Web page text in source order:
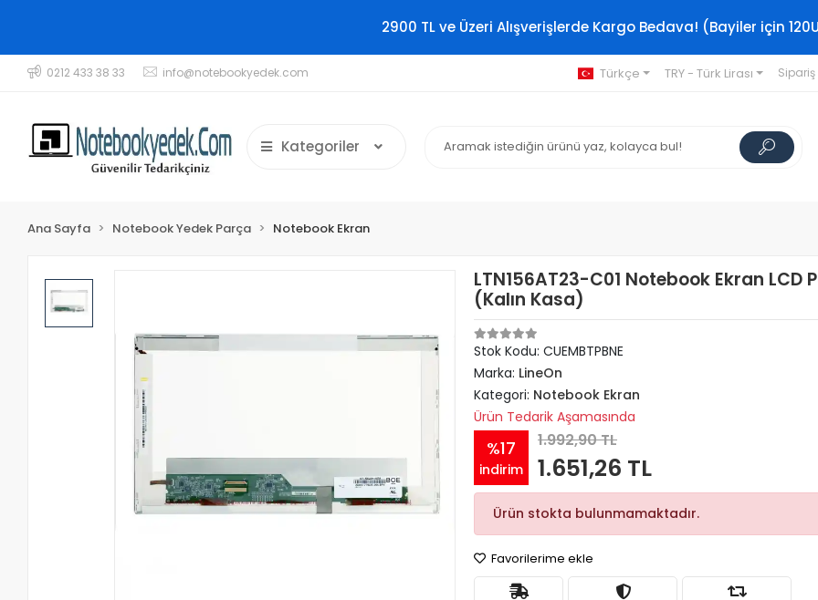
2900 TL ve Üzeri Alışverişlerde Kargo Bedava! (Bayiler için
0212 433 38 33 info@notebookyedek.com Türkçe TRY - Türk Lirası
Kategoriler
Ana Sayfa Notebook Yedek Parça Notebook Ekran
LTN156AT23-C01 Notebook Ekran LCD
(Kalın Kasa)
Stok Kodu: CUEMBTPBNE
Marka: LineOn
Kategori: Notebook Ekran
Ürün Tedarik Aşamasında
%17
indirim
1.992,90 TL
1.651,26 TL
Ürün stokta bulunmamaktadır.
Favorilerime ekle